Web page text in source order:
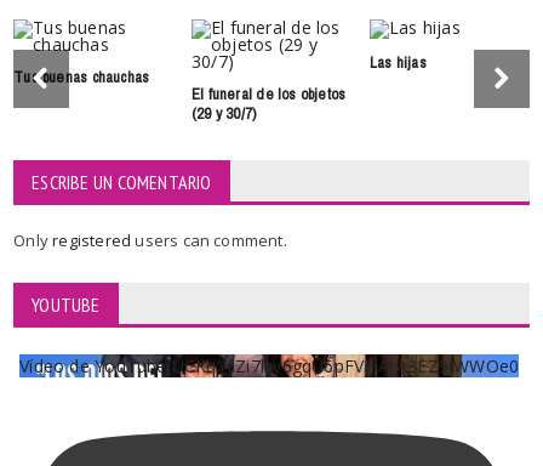
Tus buenas chauchas
El funeral de los objetos
(29 y 30/7)
Las hijas
ESCRIBE UN COMENTARIO
Onlyregisteredusers can comment.
YOUTUBE
Vídeo de YouTube UCKqYjiZi7lzy6gqU6pFVFiA_A3EZ9JWWOe0